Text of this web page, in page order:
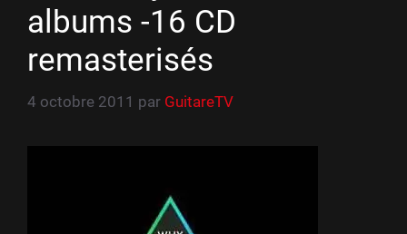
albums -16 CD
remasterisés
4 octobre 2011 par GuitareTV